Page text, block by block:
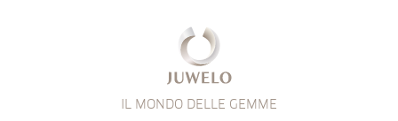
IL MONDO DELLE GEMME